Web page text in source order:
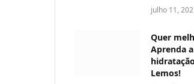
julho 11,
Quer
Aprenda
Lemos!